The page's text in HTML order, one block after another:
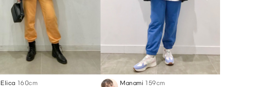
Elica 160cm Manami 159cm